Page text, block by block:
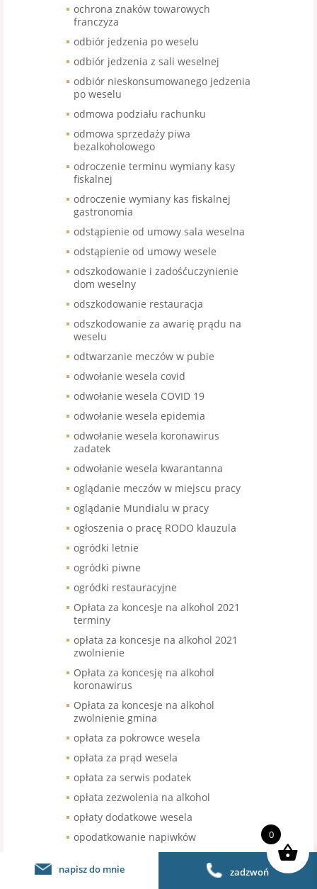
ochrona znaków towarowych
franczyza
odbiór jedzenia po weselu
odbiór jedzenia z sali weselnej
odbiór nieskonsumowanego jedzenia
po weselu
odmowa podziału rachunku
odmowa sprzedaży piwa
bezalkoholowego
odroczenie terminu wymiany kasy
fiskalnej
odroczenie wymiany kas fiskalnej
gastronomia
odstąpienie od umowy sala weselna
odstąpienie od umowy wesele
odszkodowanie i zadośćuczynienie
dom weselny
odszkodowanie restauracja
odszkodowanie za awarię prądu na
weselu
odtwarzanie meczów w pubie
odwołanie wesela covid
odwołanie wesela COVID 19
odwołanie wesela epidemia
odwołanie wesela koronawirus
zadatek
odwołanie wesela kwarantanna
oglądanie meczów w miejscu pracy
oglądanie Mundialu w pracy
ogłoszenia o pracę RODO klauzula
ogródki letnie
ogródki piwne
ogródki restauracyjne
Opłata za koncesje na alkohol 2021
terminy
opłata za koncesje na alkohol 2021
zwolnienie
Opłata za koncesję na alkohol
koronawirus
Opłata za koncesje na alkohol
zwolnienie gmina
opłata za pokrowce wesela
opłata za prąd wesela
opłata za serwis podatek
opłata zezwolenia na alkohol
opłaty dodatkowe wesela
opodatkowanie napiwków
opodatkowanie sprzedaży kawy
organizacja pracy w gastronomii
napisz do mnie zadzwoń
0